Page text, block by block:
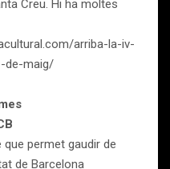
Creu. Hi ha moltes
arriba-la-iv-
de-maig/
permet gaudir de
de Barcelona